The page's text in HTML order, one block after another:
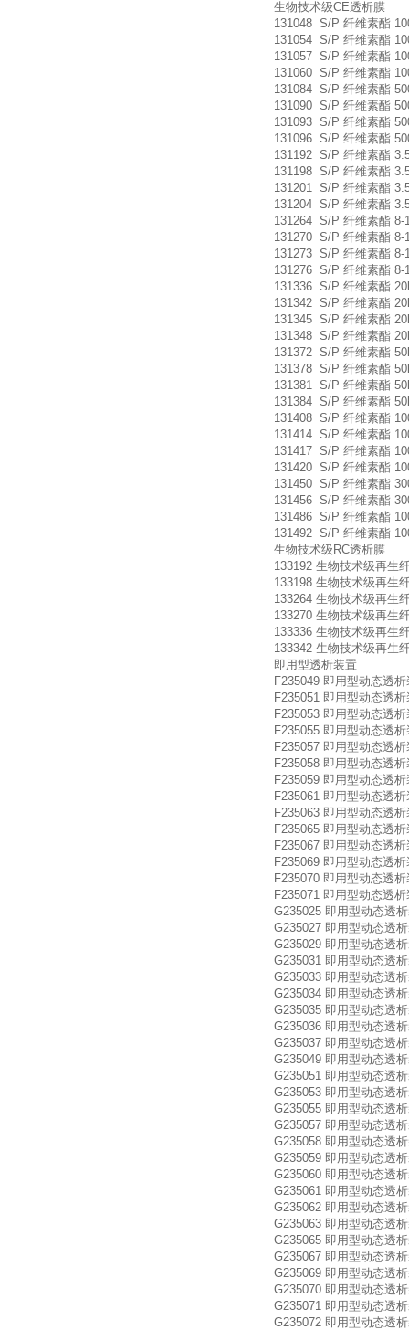
生物技术级CE透析膜
131048 S/P 纤维素酯
131054 S/P 纤维素酯
131057 S/P 纤维素酯
131060 S/P 纤维素酯
131084 S/P 纤维素酯
131090 S/P 纤维素酯
131093 S/P 纤维素酯
131096 S/P 纤维素酯
131192 S/P 纤维素酯
131198 S/P 纤维素酯
131201 S/P 纤维素酯
131204 S/P 纤维素酯
131264 S/P 纤维素酯
131270 S/P 纤维素酯
131273 S/P 纤维素酯
131276 S/P 纤维素酯
131336 S/P 纤维素酯
131342 S/P 纤维素酯
131345 S/P 纤维素酯
131348 S/P 纤维素酯
131372 S/P 纤维素酯
131378 S/P 纤维素酯
131381 S/P 纤维素酯
131384 S/P 纤维素酯
131408 S/P 纤维素酯
131414 S/P 纤维素酯
131417 S/P 纤维素酯
131420 S/P 纤维素酯
131450 S/P 纤维素酯
131456 S/P 纤维素酯
131486 S/P 纤维素酯
131492 S/P 纤维素酯
生物技术级RC透析膜
133192 生物技术级再生
133198 生物技术级再生
133264 生物技术级再生
133270 生物技术级再生
133336 生物技术级再生
133342 生物技术级再生
即用型透析装置
F235049 即用型动态透
F235051 即用型动态透
F235053 即用型动态透
F235055 即用型动态透
F235057 即用型动态透
F235058 即用型动态透
F235059 即用型动态透
F235061 即用型动态透
F235063 即用型动态透
F235065 即用型动态透
F235067 即用型动态透
F235069 即用型动态透
F235070 即用型动态透
F235071 即用型动态透
G235025 即用型动态透
G235027 即用型动态透
G235029 即用型动态透
G235031 即用型动态透
G235033 即用型动态透
G235034 即用型动态透
G235035 即用型动态透
G235036 即用型动态透
G235037 即用型动态透
G235049 即用型动态透
G235051 即用型动态透
G235053 即用型动态透
G235055 即用型动态透
G235057 即用型动态透
G235058 即用型动态透
G235059 即用型动态透
G235060 即用型动态透
G235061 即用型动态透
G235062 即用型动态透
G235063 即用型动态透
G235065 即用型动态透
G235067 即用型动态透
G235069 即用型动态透
G235070 即用型动态透
G235071 即用型动态透
G235072 即用型动态透